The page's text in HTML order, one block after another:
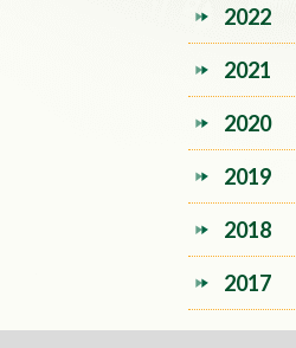
2022
2021
2020
2019
2018
2017